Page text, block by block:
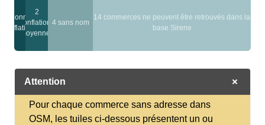
1 bonnes
conflations
2
conflations
moyennes
4 sans nom
14 commerces ne peuvent être retrouvés dans la
base Sirene
Attention
Pour chaque commerce sans adresse dans
OSM, les tuiles ci-dessous présentent un ou